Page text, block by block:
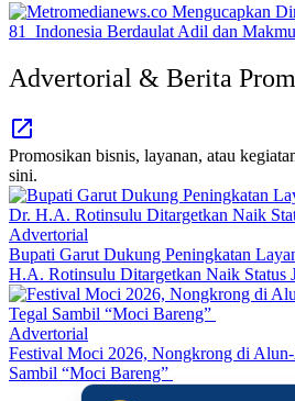
Advertorial & Berita
Promosikan bisnis, layanan, atau
sini.
Advertorial
Bupati Garut Dukung Peningkatan
H.A. Rotinsulu Ditargetkan Naik Status
Advertorial
Festival Moci 2026, Nongkrong di
Sambil “Moci Bareng”